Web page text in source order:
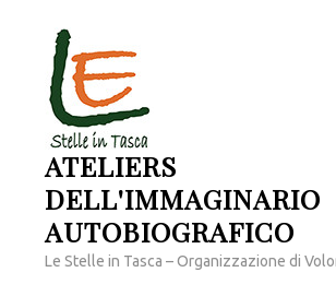
contenuto
(premi
invio)
ATELIERS
DELL'IMMAGINARIO
AUTOBIOGRAFICO
Le Stelle in Tasca – Organizzazione di